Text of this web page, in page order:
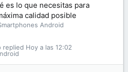
es lo que necesitas para
calidad posible
Android
Hoy a las 12:02